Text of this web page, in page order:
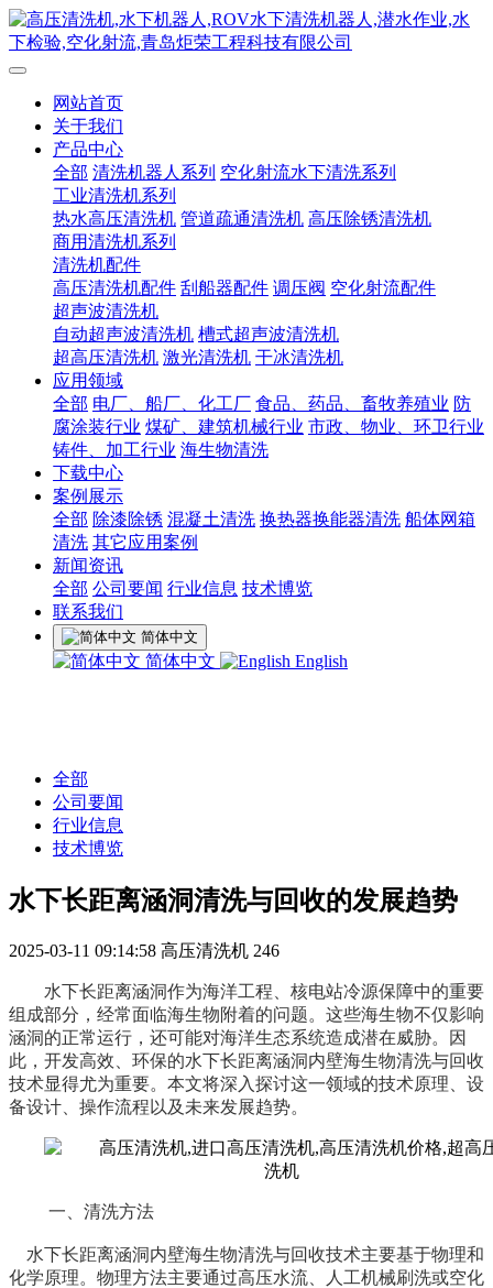
网站首页
关于我们
产品中心
全部 清洗机器人系列 空化射流水下清洗系列
工业清洗机系列
热水高压清洗机 管道疏通清洗机 高压除锈清洗机
商用清洗机系列
清洗机配件
高压清洗机配件 刮船器配件 调压阀 空化射流配件
超声波清洗机
自动超声波清洗机 槽式超声波清洗机
超高压清洗机 激光清洗机 干冰清洗机
应用领域
全部 电厂、船厂、化工厂 食品、药品、畜牧养殖业 防
腐涂装行业 煤矿、建筑机械行业 市政、物业、环卫行业
铸件、加工行业 海生物清洗
下载中心
案例展示
全部 除漆除锈 混凝土清洗 换热器换能器清洗 船体网箱
清洗 其它应用案例
新闻资讯
全部 公司要闻 行业信息 技术博览
联系我们
简体中文
简体中文 English
全部
公司要闻
行业信息
技术博览
水下长距离涵洞清洗与回收的发展趋势
2025-03-11 09:14:58 高压清洗机 246
水下长距离涵洞作为海洋工程 核电站冷源保障中的重要
组成部分，经常面临海生物附着的问题。这些海生物不仅影响
涵洞的正常运行，还可能对海洋生态系统造成潜在威胁。因
此，开发高效、环保的水下长距离涵洞内壁海生物清洗与回收
技术显得尤为重要。本文将深入探讨这一领域的技术原理、设
备设计、操作流程以及未来发展趋势。
一、 清洗方法
水下长距离涵洞内壁海生物清洗与回收技术主要基于物理和
化学原理。物理方法主要通过高压水流、
人工机械刷洗或空化